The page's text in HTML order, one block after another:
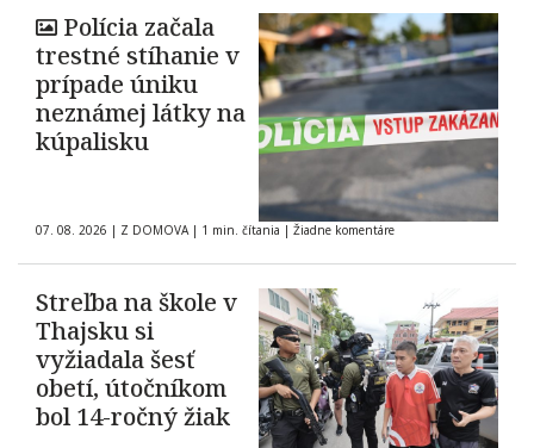
Polícia začala
trestné stíhanie v
prípade úniku
neznámej látky na
kúpalisku
07. 08. 2026 | Z DOMOVA | 1 min. čítania | Žiadne komentáre
Streľba na škole v
Thajsku si
vyžiadala šesť
obetí, útočníkom
bol 14-ročný žiak